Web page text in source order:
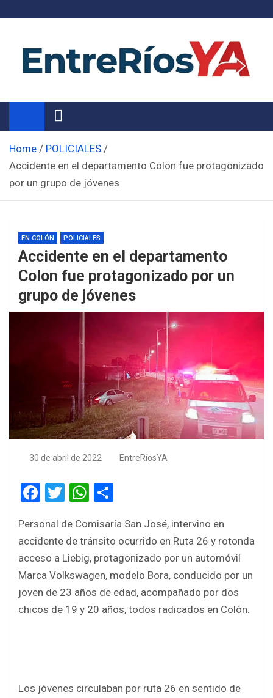
Noticias de Entre Ríos
Información de toda la provincia ahora
Home
POLICIALES
Accidente en el departamento Colon fue protagonizado
por un grupo de jóvenes
EN COLÓN POLICIALES
Accidente en el departamento
Colon fue protagonizado por un
grupo de jóvenes
30 de abril de 2022 EntreRíosYA
F
ce
b
o
o
k
T
tt
er
W
at
s
A
p
p
ar
e
Personal de Comisaría San José, intervino en
accidente de tránsito ocurrido en Ruta 26 y rotonda
acceso a Liebig, protagonizado por un automóvil
Marca Volkswagen, modelo Bora, conducido por un
joven de 23 años de edad, acompañado por dos
chicos de 19 y 20 años, todos radicados en Colón.
Los jóvenes circulaban por ruta 26 en sentido de